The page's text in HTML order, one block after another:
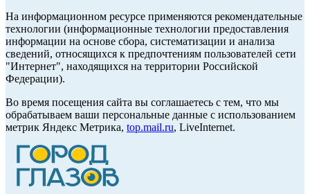
На информационном ресурсе применяются рекомендательные
технологии (информационные технологии предоставления
информации на основе сбора, систематизации и анализа
сведений, относящихся к предпочтениям пользователей сети
"Интернет", находящихся на территории Российской
Федерации).
Во время посещения сайта вы соглашаетесь с тем, что мы
обрабатываем ваши персональные данные с использованием
метрик Яндекс Метрика, top.mail.ru, LiveInternet.